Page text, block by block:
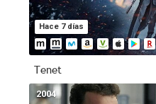
Hace 7 días
Tenet
2004